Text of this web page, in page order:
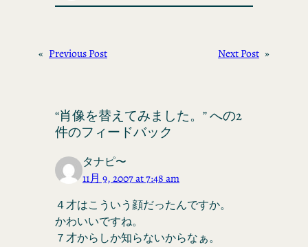
« Previous Post Next Post »
“肖像を替えてみました。” への2
件のフィードバック
タナピ〜
11月 9, 2007 at 7:48 am
４才はこういう顔だったんですか。
かわいいですね。
７才からしか知らないからなぁ。